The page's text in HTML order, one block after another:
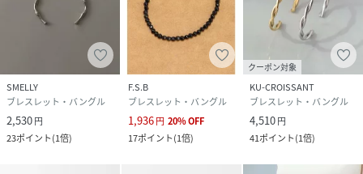
SMELLY
ブレスレット・バングル
2,530円
23ポイント(1倍)
F.S.B
ブレスレット・バングル
1,936円 20%OFF
17ポイント(1倍)
クーポン対象
KU-CROISSANT
ブレスレット・バングル
4,510円
41ポイント(1倍)